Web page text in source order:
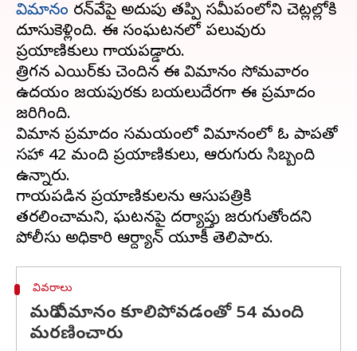
విమానం రన్‌వేపై అదుపు తప్పి సమీపంలోని చెట్లల్లోకి
దూసుకెళ్లింది. ఈ సంఘటనలో పలువురు
ప్రయాణికులు గాయపడ్డారు.
త్రిగన ఎయిర్‌కు చెందిన ఈ విమానం సోమవారం
ఉదయం జయపురకు బయలుదేరగా ఈ ప్రమాదం
జరిగింది.
విమాన ప్రమాదం సమయంలో విమానంలో ఓ పాపతో
సహా 42 మంది ప్రయాణికులు, ఆరుగురు సిబ్బంది
ఉన్నారు.
గాయపడిన ప్రయాణికులను ఆసుపత్రికి
తరలించామని, ఘటనపై దర్యాప్తు జరుగుతోందని
వివరాలు
మరో విమానం కూలిపోవడంతో 54 మంది
మరణించారు